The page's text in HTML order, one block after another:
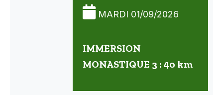
MARDI 01/09/2026
IMMERSION
MONASTIQUE 3 : 40 km